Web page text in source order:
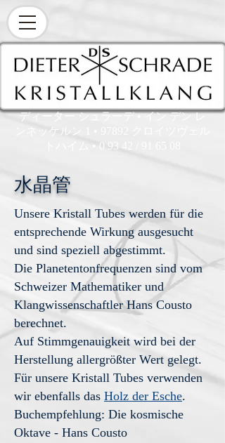
ディーター シュラーデ • イン デン レ
ンネッケルン 1 • 97892 クロイツヴェル
トハイム • 0 93 42 / 91 65 08
水晶管
Unsere Kristall Tubes werden für die
entsprechende Wirkung ausgesucht
und sind speziell abgestimmt.
Die Planetentonfrequenzen sind vom
Schweizer Mathematiker und
Klangwissenschaftler Hans Cousto
berechnet.
Auf Stimmgenauigkeit wird bei der
Herstellung allergrößter Wert gelegt.
Für unsere Kristall Tubes verwenden
wir ebenfalls das Holz der Esche.
Buchempfehlung: Die kosmische
Oktave - Hans Cousto